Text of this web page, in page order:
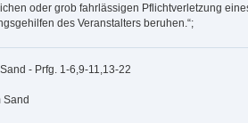
oder grob fahrlässigen Pflichtverletzung
des Veranstalters beruhen.“;
- Prfg. 1-6,9-11,13-22
Sand